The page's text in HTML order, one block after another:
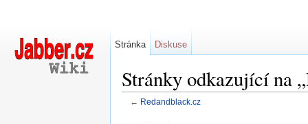
Stránky odkazující na
← Redandblack.cz
Stránka Diskuse